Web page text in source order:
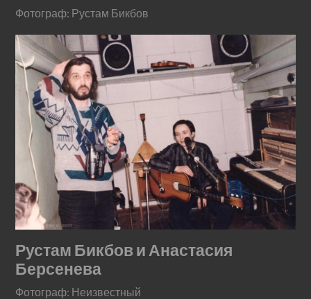
Фотограф: Рустам Бикбов
Рустам Бикбов и Анастасия
Берсенева
Фотограф: Неизвестный